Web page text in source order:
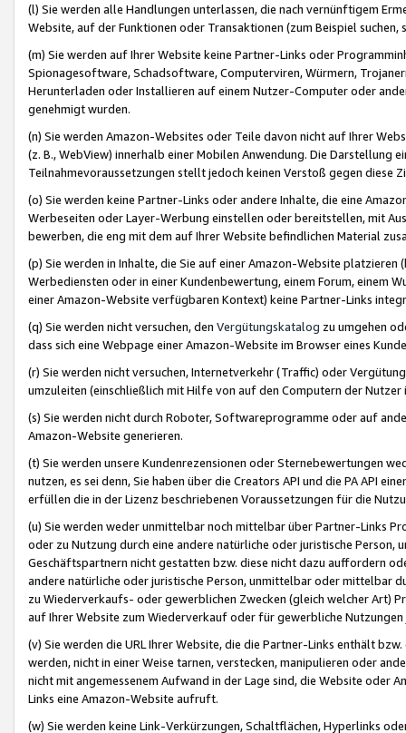
(l) Sie werden alle Handlungen unterlassen, die nach vernünftigem
Website, auf der Funktionen oder Transaktionen (zum Beispiel
(m) Sie werden auf Ihrer Website keine Partner-Links oder
Spionagesoftware, Schadsoftware, Computerviren, Würmern,
Herunterladen oder Installieren auf einem Nutzer-Computer oder
genehmigt wurden.
(n) Sie werden Amazon-Websites oder Teile davon nicht auf Ihrer
(z. B., WebView) innerhalb einer Mobilen Anwendung. Die Darstellung
Teilnahmevoraussetzungen stellt jedoch keinen Verstoß gegen diese
(o) Sie werden keine Partner-Links oder andere Inhalte, die eine
Werbeseiten oder Layer-Werbung einstellen oder bereitstellen, mit
bewerben, die eng mit dem auf Ihrer Website befindlichen Material
(p) Sie werden in Inhalte, die Sie auf einer Amazon-Website
Werbediensten oder in einer Kundenbewertung, einem Forum, einem
einer Amazon-Website verfügbaren Kontext) keine Partner-Links
(q) Sie werden nicht versuchen, den Vergütungskatalog zu umgehen
dass sich eine Webpage einer Amazon-Website im Browser eines
(r) Sie werden nicht versuchen, Internetverkehr (Traffic) oder
umzuleiten (einschließlich mit Hilfe von auf den Computern der
(s) Sie werden nicht durch Roboter, Softwareprogramme oder auf
Amazon-Website generieren.
(t) Sie werden unsere Kundenrezensionen oder Sternebewertungen
nutzen, es sei denn, Sie haben über die Creators API und die PA API
erfüllen die in der Lizenz beschriebenen Voraussetzungen für die
(u) Sie werden weder unmittelbar noch mittelbar über Partner-Links
oder zu Nutzung durch eine andere natürliche oder juristische
Geschäftspartnern nicht gestatten bzw. diese nicht dazu auffordern
andere natürliche oder juristische Person, unmittelbar oder mittelbar
zu Wiederverkaufs- oder gewerblichen Zwecken (gleich welcher Art)
auf Ihrer Website zum Wiederverkauf oder für gewerbliche
(v) Sie werden die URL Ihrer Website, die die Partner-Links enthält
werden, nicht in einer Weise tarnen, verstecken, manipulieren oder
nicht mit angemessenem Aufwand in der Lage sind, die Website oder
Links eine Amazon-Website aufruft.
(w) Sie werden keine Link-Verkürzungen, Schaltflächen, Hyperlinks